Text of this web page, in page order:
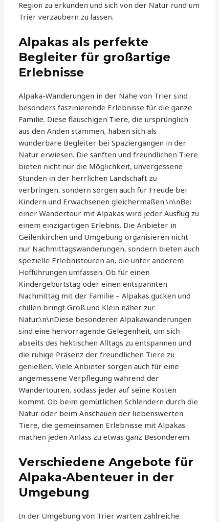
Region zu erkunden und sich von der Natur rund um
Trier verzaubern zu lassen.
Alpakas als perfekte
Begleiter für großartige
Erlebnisse
Alpaka-Wanderungen in der Nähe von Trier sind
besonders faszinierende Erlebnisse für die ganze
Familie. Diese flauschigen Tiere, die ursprünglich
aus den Anden stammen, haben sich als
wunderbare Begleiter bei Spaziergängen in der
Natur erwiesen. Die sanften und freundlichen Tiere
bieten nicht nur die Möglichkeit, unvergessene
Stunden in der herrlichen Landschaft zu
verbringen, sondern sorgen auch für Freude bei
Kindern und Erwachsenen gleichermaßen.\n\nBei
einer Wandertour mit Alpakas wird jeder Ausflug zu
einem einzigartigen Erlebnis. Die Anbieter in
Geilenkirchen und Umgebung organisieren nicht
nur Nachmittagswanderungen, sondern bieten auch
spezielle Erlebnistouren an, die unter anderem
Hofführungen umfassen. Ob für einen
Kindergeburtstag oder einen entspannten
Nachmittag mit der Familie – Alpakas gucken und
chillen bringt Groß und Klein näher zur
Natur.\n\nDiese besonderen Alpakawanderungen
sind eine hervorragende Gelegenheit, um sich
abseits des hektischen Alltags zu entspannen und
die ruhige Präsenz der freundlichen Tiere zu
genießen. Viele Anbieter sorgen auch für eine
angemessene Verpflegung während der
Wandertouren, sodass jeder auf seine Kosten
kommt. Ob beim gemütlichen Schlendern durch die
Natur oder beim Anschauen der liebenswerten
Tiere, die gemeinsamen Erlebnisse mit Alpakas
machen jeden Anlass zu etwas ganz Besonderem.
Verschiedene Angebote für
Alpaka-Abenteuer in der
Umgebung
In der Umgebung von Trier warten zahlreiche